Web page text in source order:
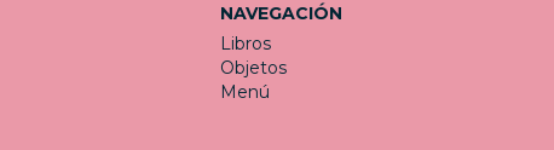
NAVEGACIÓN
Libros
Objetos
Menú